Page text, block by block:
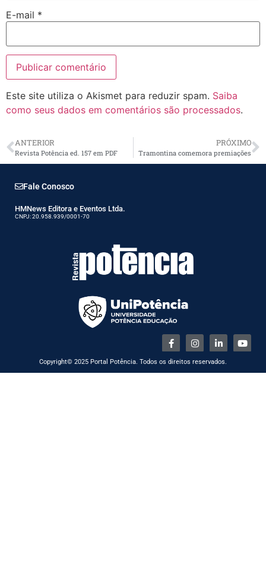
E-mail *
Este site utiliza o Akismet para reduzir spam. Saiba
como seus dados em comentários são processados.
ANTERIOR
Revista Potência ed. 157 em PDF
PRÓXIMO
Tramontina comemora premiações
Fale Conosco
HMNews Editora e Eventos Ltda.
CNPJ: 20.958.939/0001-70
Copyright© 2025 Portal Potência. Todos os direitos reservados.